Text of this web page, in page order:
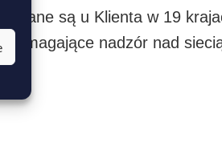
są u Klienta w 19
nadzór nad